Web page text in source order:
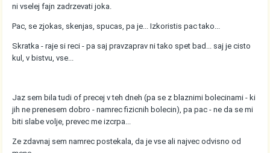
ni vselej fajn zadrzevati joka.
Pac, se zjokas, skenjas, spucas, pa je... Izkoristis pac tako...
Skratka - raje si reci - pa saj pravzaprav ni tako spet bad... saj je cisto
kul, v bistvu, vse...
Jaz sem bila tudi of precej v teh dneh (pa se z blaznimi bolecinami - ki
jih ne prenesem dobro - namrec fizicnih bolecin), pa pac - ne da se mi
biti slabe volje, prevec me izcrpa...
Ze zdavnaj sem namrec postekala, da je vse ali najvec odvisno od